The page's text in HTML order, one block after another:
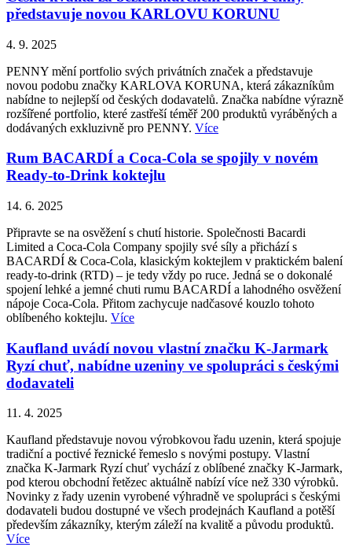
představuje novou KARLOVU KORUNU
4. 9. 2025
PENNY mění portfolio svých privátních značek a představuje
novou podobu značky KARLOVA KORUNA, která zákazníkům
nabídne to nejlepší od českých dodavatelů. Značka nabídne výrazně
rozšířené portfolio, které zastřeší téměř 200 produktů vyráběných a
dodávaných exkluzivně pro PENNY. Více
Rum BACARDÍ a Coca-Cola se spojily v novém
Ready-to-Drink koktejlu
14. 6. 2025
Připravte se na osvěžení s chutí historie. Společnosti Bacardi
Limited a Coca-Cola Company spojily své síly a přichází s
BACARDÍ & Coca-Cola, klasickým koktejlem v praktickém balení
ready-to-drink (RTD) – je tedy vždy po ruce. Jedná se o dokonalé
spojení lehké a jemné chuti rumu BACARDÍ a lahodného osvěžení
nápoje Coca-Cola. Přitom zachycuje nadčasové kouzlo tohoto
oblíbeného koktejlu. Více
Kaufland uvádí novou vlastní značku K-Jarmark
Ryzí chuť, nabídne uzeniny ve spolupráci s českými
dodavateli
11. 4. 2025
Kaufland představuje novou výrobkovou řadu uzenin, která spojuje
tradiční a poctivé řeznické řemeslo s novými postupy. Vlastní
značka K-Jarmark Ryzí chuť vychází z oblíbené značky K-Jarmark,
pod kterou obchodní řetězec aktuálně nabízí více než 330 výrobků.
Novinky z řady uzenin vyrobené výhradně ve spolupráci s českými
dodavateli budou dostupné ve všech prodejnách Kaufland a potěší
především zákazníky, kterým záleží na kvalitě a původu produktů.
Více